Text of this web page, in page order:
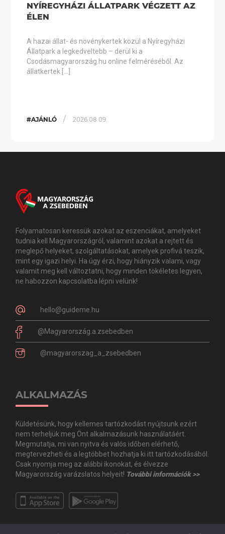
NYÍREGYHÁZI ÁLLATPARK VÉGZETT AZ
ÉLEN
A hazai állat- és növénykertek közül a Nyíregyházi
Állatpark a legkedveltebb – derül ki a
Csodásmagyarország.hu online felméréséből. Az
állatkertek […]
#AJÁNLÓ / 2026.08.09.
Folyamatosan keressük azokat az eszenciákat, amelyeket
tudnia kell Magyarországról, valamint azokat a rejtett és
meglepő helyeket, szolgáltatásokat, amelyek profivá teszik,
mint egy igazi helyi. Ha úgy érzi, hogy hiányzik valami, vagy
valamit meg kell változtatni, hogy minden tökéletes legyen,
ne habozzon kapcsolatba lépni velünk!
hello@guideme.hu
@Magyarország.a.zsebedben
@magyarorszag_a_zsebedben
ALKALMAZÁS
Küldetésünk, hogy kellemes tartózkodást nyújtsunk ezért
nem terheljük meg Önt alkalmazásunk használatáért.
Megmutatja, mi van nyitva és valós időben elérhető,
megtervezheti és a legtöbbet hozhatja ki itt tartózkodásából.
Csak nyomja meg az alábbi ikonokat, és élvezze
Magyarország varázslatos helyeit! További információk >>